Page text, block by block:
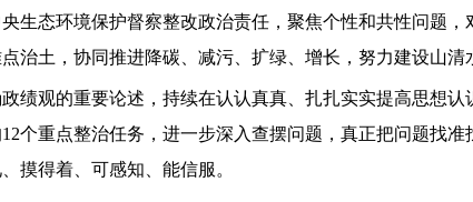
生态环境保护督察整改政治责任，聚焦个性和共性问题，
治土，协同推进降碳、减污、扩绿、增长，努力建设山清
绩观的重要论述，持续在认认真真、扎扎实实提高思想
个重点整治任务，进一步深入查摆问题，真正把问题找
摸得着、可感知、能信服。